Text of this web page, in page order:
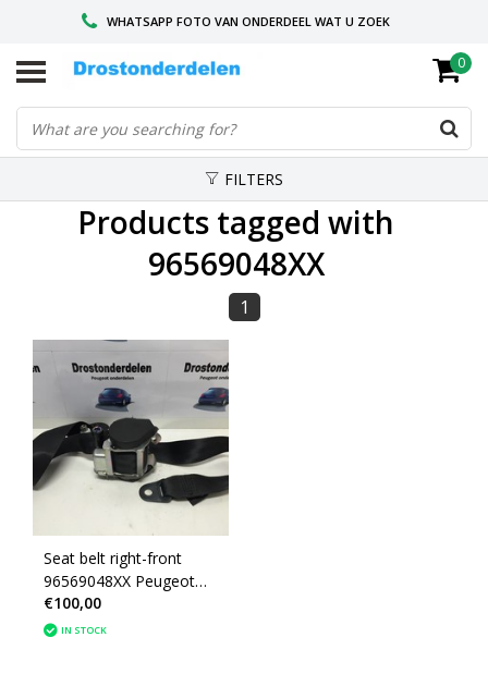
WHATSAPP FOTO VAN ONDERDEEL WAT U ZOEK
VOOR 16.00 BESTELD, VANDAAG VERZONDEN
GESPECIALISEERD PEUGEOT
0
FILTERS
Products tagged with
96569048XX
1
Seat belt right-front
96569048XX Peugeot
308
€100,00
IN STOCK